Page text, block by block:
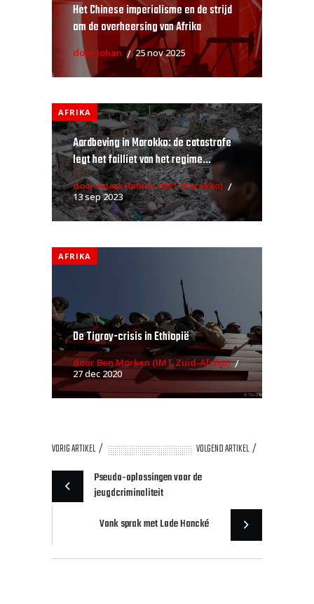
Het Chinese imperialisme en de strijd
om de overheersing van Afrika
door Johan 25 nov 2025
AFRIKA
Aardbeving in Marokko: de catastrofe
legt het failliet van het regime...
door Anass Rahimi (IMT Marokko)
13 sep 2023
AFRIKA
De Tigray-crisis in Ethiopië
door Ben Morken (IMT Zuid-Afrika)
27 dec 2020
VORIG ARTIKEL
VOLGEND ARTIKEL
Pseudo-oplossingen voor de
jeugdcriminaliteit
Vonk sprak met Lode Hancké